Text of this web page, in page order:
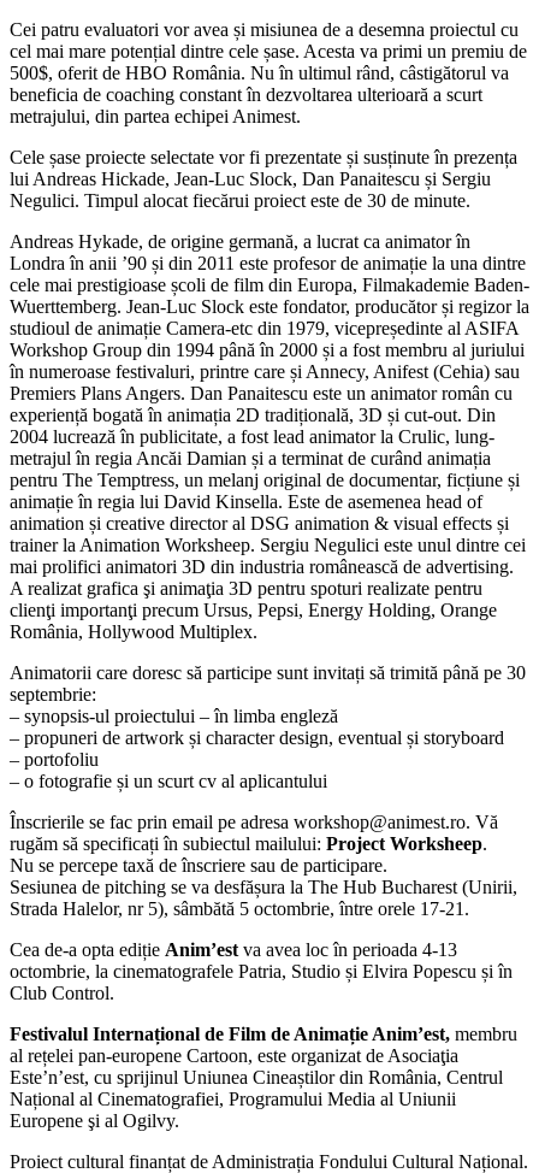
Cei patru evaluatori vor avea și misiunea de a desemna proiectul cu
cel mai mare potențial dintre cele șase. Acesta va primi un premiu de
500$, oferit de HBO România. Nu în ultimul rând, câstigătorul va
beneficia de coaching constant în dezvoltarea ulterioară a scurt
metrajului, din partea echipei Animest.
Cele șase proiecte selectate vor fi prezentate și susținute în prezența
lui Andreas Hickade, Jean-Luc Slock, Dan Panaitescu și Sergiu
Negulici. Timpul alocat fiecărui proiect este de 30 de minute.
Andreas Hykade, de origine germană, a lucrat ca animator în
Londra în anii ’90 și din 2011 este profesor de animație la una dintre
cele mai prestigioase școli de film din Europa, Filmakademie Baden-
Wuerttemberg. Jean-Luc Slock este fondator, producător și regizor la
studioul de animație Camera-etc din 1979, vicepreședinte al ASIFA
Workshop Group din 1994 până în 2000 și a fost membru al juriului
în numeroase festivaluri, printre care și Annecy, Anifest (Cehia) sau
Premiers Plans Angers. Dan Panaitescu este un animator român cu
experiență bogată în animația 2D tradițională, 3D și cut-out. Din
2004 lucrează în publicitate, a fost lead animator la Crulic, lung-
metrajul în regia Ancăi Damian și a terminat de curând animația
pentru The Temptress, un melanj original de documentar, ficțiune și
animație în regia lui David Kinsella. Este de asemenea head of
animation și creative director al DSG animation & visual effects și
trainer la Animation Worksheep. Sergiu Negulici este unul dintre cei
mai prolifici animatori 3D din industria românească de advertising.
A realizat grafica şi animaţia 3D pentru spoturi realizate pentru
clienţi importanţi precum Ursus, Pepsi, Energy Holding, Orange
România, Hollywood Multiplex.
Animatorii care doresc să participe sunt invitați să trimită până pe 30
septembrie:
– synopsis-ul proiectului – în limba engleză
– propuneri de artwork și character design, eventual și storyboard
– portofoliu
– o fotografie și un scurt cv al aplicantului
Înscrierile se fac prin email pe adresa workshop@animest.ro. Vă
rugăm să specificați în subiectul mailului: Project Worksheep.
Nu se percepe taxă de înscriere sau de participare.
Sesiunea de pitching se va desfășura la The Hub Bucharest (Unirii,
Strada Halelor, nr 5), sâmbătă 5 octombrie, între orele 17-21.
Cea de-a opta ediție Anim’est va avea loc în perioada 4-13
octombrie, la cinematografele Patria, Studio și Elvira Popescu și în
Club Control.
Festivalul Internațional de Film de Animație Anim’est, membru
al rețelei pan-europene Cartoon, este organizat de Asociaţia
Este’n’est, cu sprijinul Uniunea Cineaștilor din România, Centrul
Național al Cinematografiei, Programului Media al Uniunii
Europene şi al Ogilvy.
Proiect cultural finanțat de Administrația Fondului Cultural Național.